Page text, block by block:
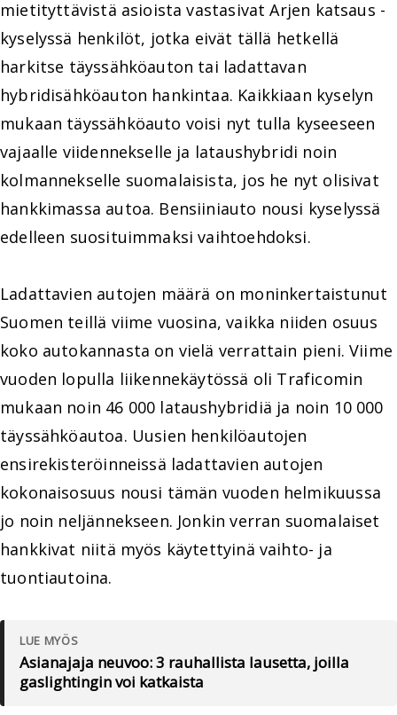
mietityttävistä asioista vastasivat Arjen katsaus -
kyselyssä henkilöt, jotka eivät tällä hetkellä
harkitse täyssähköauton tai ladattavan
hybridisähköauton hankintaa. Kaikkiaan kyselyn
mukaan täyssähköauto voisi nyt tulla kyseeseen
vajaalle viidennekselle ja lataushybridi noin
kolmannekselle suomalaisista, jos he nyt olisivat
hankkimassa autoa. Bensiiniauto nousi kyselyssä
edelleen suosituimmaksi vaihtoehdoksi.
Ladattavien autojen määrä on moninkertaistunut
Suomen teillä viime vuosina, vaikka niiden osuus
koko autokannasta on vielä verrattain pieni. Viime
vuoden lopulla liikennekäytössä oli Traficomin
mukaan noin 46 000 lataushybridiä ja noin 10 000
täyssähköautoa. Uusien henkilöautojen
ensirekisteröinneissä ladattavien autojen
kokonaisosuus nousi tämän vuoden helmikuussa
jo noin neljännekseen. Jonkin verran suomalaiset
hankkivat niitä myös käytettyinä vaihto- ja
tuontiautoina.
LUE MYÖS
Asianajaja neuvoo: 3 rauhallista lausetta, joilla
gaslightingin voi katkaista